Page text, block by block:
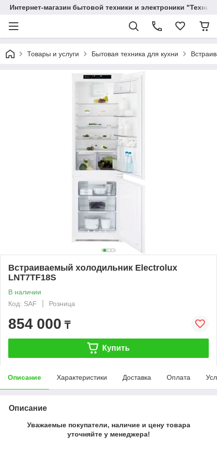
Интернет-магазин бытовой техники и электроники
Товары и услуги Бытовая техника для кухни
Встраиваемый холодильник Electrolux
LNT7TF18S
В наличии
Код: SAF
Розница
854 000 ₸
Купить
Описание Характеристики Доставка Оплата
Описание
Уважаемые покупатели, наличие и цену товара
уточняйте у менеджера!